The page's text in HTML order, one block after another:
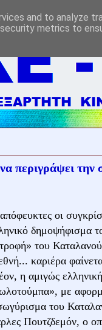
περιγράψει την
οι
δημοψήφισμα
του
καριέρα
η αμιγώς
με
του
Πουτζδεμόν, ο
and to analyze
metrics to